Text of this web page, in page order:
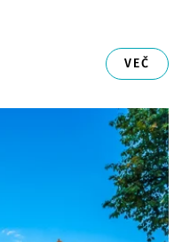
VEČ